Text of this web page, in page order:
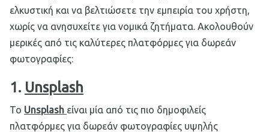
ελκυστική και να βελτιώσετε την εμπειρία του χρήστη,
χωρίς να ανησυχείτε για νομικά ζητήματα. Ακολουθούν
μερικές από τις καλύτερες πλατφόρμες για δωρεάν
φωτογραφίες:
1. Unsplash
Το Unsplash είναι μία από τις πιο δημοφιλείς
πλατφόρμες για δωρεάν φωτογραφίες υψηλής